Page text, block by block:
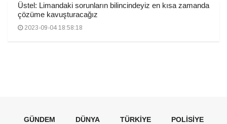
Üstel: Limandaki sorunların bilincindeyiz en kısa zamanda
çözüme kavuşturacağız
2023-09-04 18:58:18
GÜNDEM DÜNYA TÜRKIYE POLISIYE